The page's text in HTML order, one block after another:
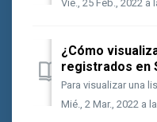
Vie., 25 Feb., 2022 a
¿Cómo
registrados en
Mié., 2 Mar., 2022 a